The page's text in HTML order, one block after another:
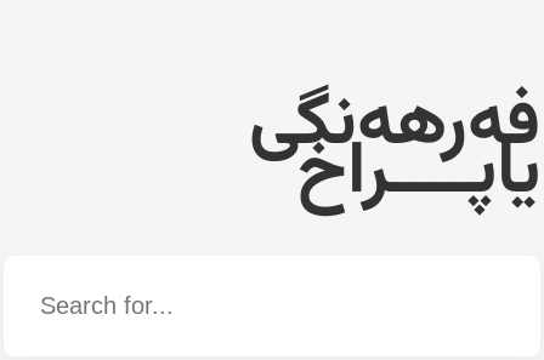
فەرهەنگی
یاپــــراخ
Word